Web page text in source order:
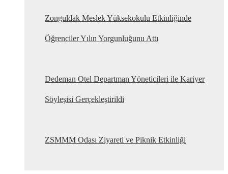
Zonguldak Meslek Yüksekokulu Etkinliğinde
Öğrenciler Yılın Yorgunluğunu Attı
Dedeman Otel Departman Yöneticileri ile Kariyer
Söyleşisi Gerçekleştirildi
ZSMMM Odası Ziyareti ve Piknik Etkinliği